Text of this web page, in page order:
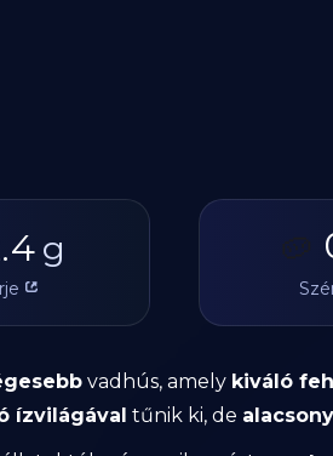
g 🥔
vadhús, amely kiváló
ízvilágával tűnik ki, de